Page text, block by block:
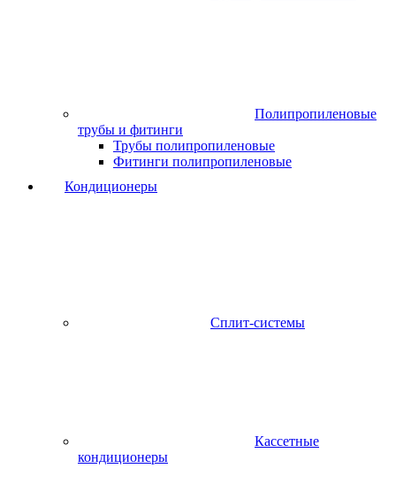
Полипропиленовые
трубы и фитинги
Трубы полипропиленовые
Фитинги полипропиленовые
Кондиционеры
Сплит-системы
Кассетные
кондиционеры